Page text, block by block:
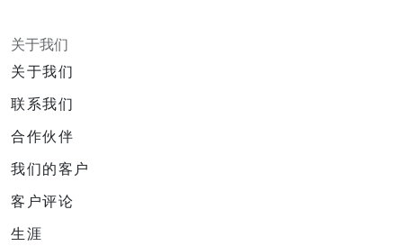
关于我们
关于我们
联系我们
合作伙伴
我们的客户
客户评论
生涯